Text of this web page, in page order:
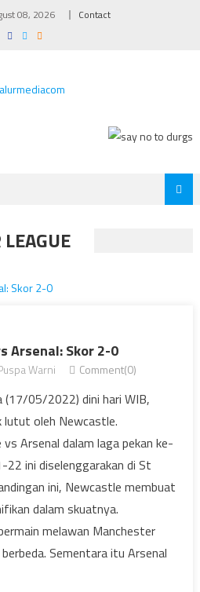
08, 2026 Contact
Arsenal: Skor 2-0
Warni Comment(0)
(17/05/2022) dini hari WIB,
lutut oleh Newcastle.
Arsenal dalam laga pekan ke-
ini diselenggarakan di St
ini, Newcastle membuat
dalam skuatnya.
melawan Manchester
Sementara itu Arsenal